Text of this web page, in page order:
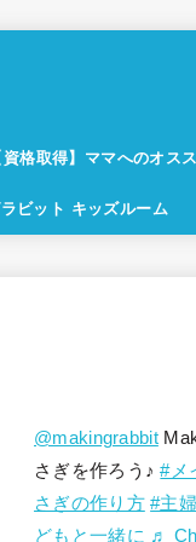
資格取得】ママへのオス
ビット キッズルーム
@makingrabbit
さぎを作ろう♪#メ
さぎの作り方 #主
どもと一緒に ♬